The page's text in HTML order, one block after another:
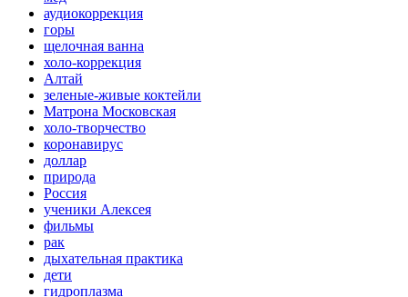
аудиокоррекция
горы
щелочная ванна
холо-коррекция
Алтай
зеленые-живые коктейли
Матрона Московская
холо-творчество
коронавирус
доллар
природа
Россия
ученики Алексея
фильмы
рак
дыхательная практика
дети
гидроплазма